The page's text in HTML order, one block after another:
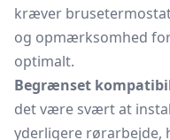
kræver
og opmærksomhed
optimalt.
Begrænset
det være svært at
yderligere rørarbejde,